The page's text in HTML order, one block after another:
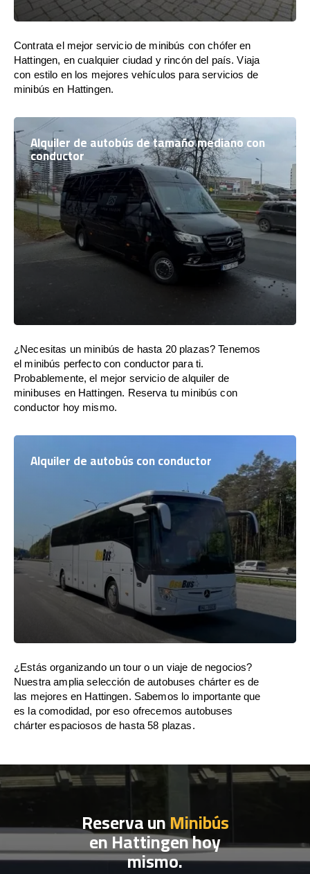
Contrata el mejor servicio de minibús con chófer en
Hattingen, en cualquier ciudad y rincón del país. Viaja
con estilo en los mejores vehículos para servicios de
minibús en Hattingen.
Alquiler de autobús de tamaño mediano con
conductor
¿Necesitas un minibús de hasta 20 plazas? Tenemos
el minibús perfecto con conductor para ti.
Probablemente, el mejor servicio de alquiler de
minibuses en Hattingen. Reserva tu minibús con
conductor hoy mismo.
Alquiler de autobús con conductor
¿Estás organizando un tour o un viaje de negocios?
Nuestra amplia selección de autobuses chárter es de
las mejores en Hattingen. Sabemos lo importante que
es la comodidad, por eso ofrecemos autobuses
chárter espaciosos de hasta 58 plazas.
Reserva unMinibús
en Hattingen hoy
mismo.